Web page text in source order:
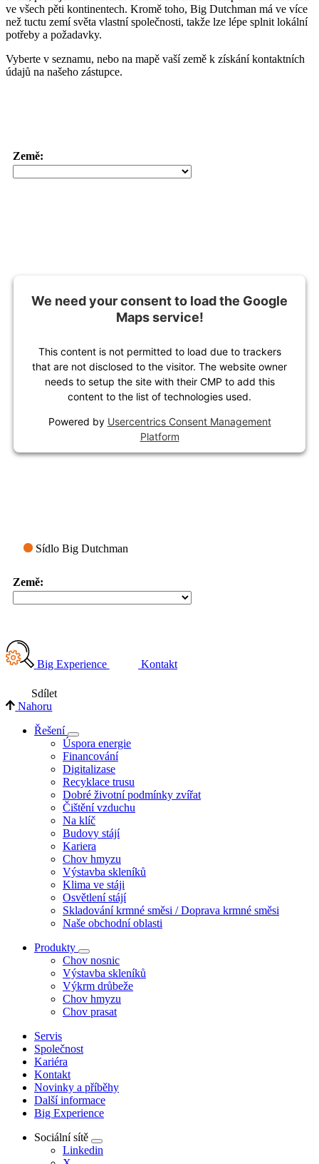
ve všech pěti kontinentech. Kromě toho, Big Dutchman má ve více
než tuctu zemí světa vlastní společnosti, takže lze lépe splnit lokální
potřeby a požadavky.
Vyberte v seznamu, nebo na mapě vaší země k získání kontaktních
údajů na našeho zástupce.
Země:
We need your consent to load the Google
Maps service!
This content is not permitted to load due to trackers
that are not disclosed to the visitor. The website owner
needs to setup the site with their CMP to add this
content to the list of technologies used.
Powered by Usercentrics Consent Management
Platform
Sídlo Big Dutchman
Země:
Big Experience Kontakt
Sdílet
Nahoru
Řešení
Úspora energie
Financování
Digitalizase
Recyklace trusu
Dobré životní podmínky zvířat
Čištění vzduchu
Na klíč
Budovy stájí
Kariera
Chov hmyzu
Výstavba skleníků
Klima ve stáji
Osvětlení stájí
Skladování krmné směsi / Doprava krmné směsi
Naše obchodní oblasti
Produkty
Chov nosnic
Výstavba skleníků
Výkrm drůbeže
Chov hmyzu
Chov prasat
Servis
Společnost
Kariéra
Kontakt
Novinky a příběhy
Další informace
Big Experience
Sociální sítě
Linkedin